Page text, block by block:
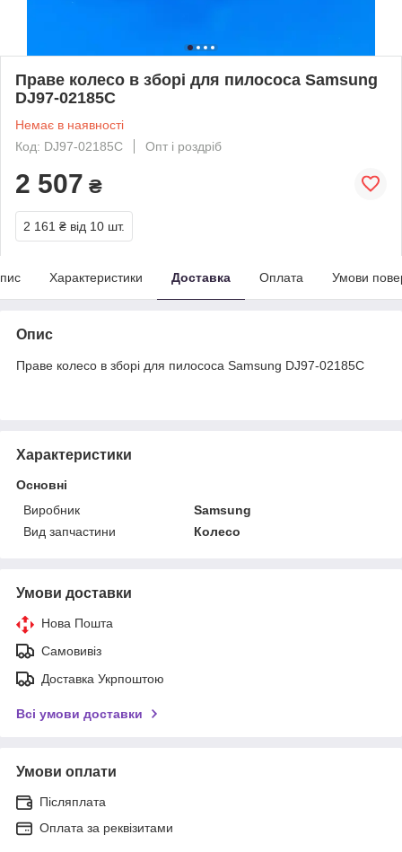
Праве колесо в зборі для пилососа Samsung
DJ97-02185C
Немає в наявності
Код: DJ97-02185C
Опт і роздріб
2 507 ₴
2 161 ₴ від 10 шт.
Характеристики Доставка Оплата Умови
Опис
Праве колесо в зборі для пилососа Samsung DJ97-02185C
Характеристики
Основні
Виробник
Samsung
Вид запчастини
Колесо
Умови доставки
Нова Пошта
Самовивіз
Доставка Укрпоштою
Всі умови доставки
Умови оплати
Післяплата
Оплата за реквізитами